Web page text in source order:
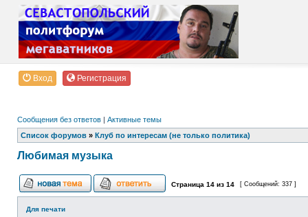
Вход Регистрация
Сообщения без ответов | Активные темы
Список форумов » Клуб по интересам (не только политика)
Любимая музыка
Страница 14 из 14 [ Сообщений: 337 ]
Для печати